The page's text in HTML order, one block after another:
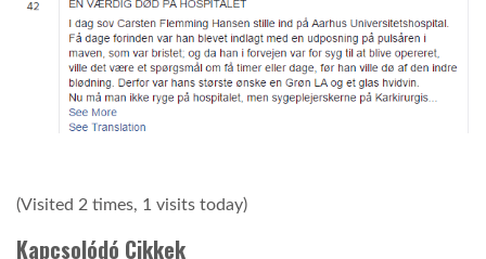
(Visited 2 times, 1 visits today)
Kapcsolódó Cikkek